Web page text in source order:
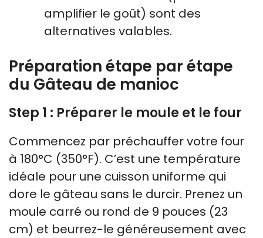
amplifier le goût) sont des
alternatives valables.
Préparation étape par étape
du Gâteau de manioc
Step 1 : Préparer le moule et le four
Commencez par préchauffer votre four
à 180°C (350°F). C’est une température
idéale pour une cuisson uniforme qui
dore le gâteau sans le durcir. Prenez un
moule carré ou rond de 9 pouces (23
cm) et beurrez-le généreusement avec